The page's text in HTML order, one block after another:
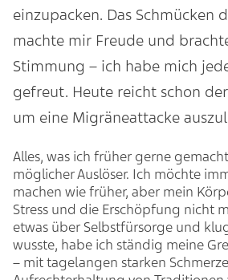
einzupacken. Das Schmücken
machte mir Freude und
Stimmung – ich habe mich
gefreut. Heute reicht schon
um eine Migräneattacke
Alles, was ich früher gerne
möglicher Auslöser. Ich möchte
machen wie früher, aber mein
Stress und die Erschöpfung nicht
etwas über Selbstfürsorge und
wusste, habe ich ständig meine
– mit tagelangen starken